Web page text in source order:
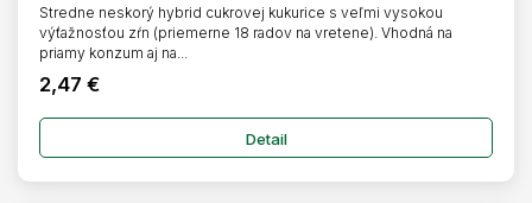
2,47 €
Detail
Stredne neskorý hybrid cukrovej kukurice s veľmi vysokou
výťažnosťou zŕn (priemerne 18 radov na vretene). Vhodná na
priamy konzum aj na...